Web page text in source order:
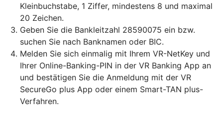
Kleinbuchstabe, 1 Ziffer, mindestens 8 und maximal
20 Zeichen.
Geben Sie die Bankleitzahl 28590075 ein bzw.
suchen Sie nach Banknamen oder BIC.
Melden Sie sich einmalig mit Ihrem VR-NetKey und
Ihrer Online-Banking-PIN in der VR Banking App an
und bestätigen Sie die Anmeldung mit der VR
SecureGo plus App oder einem Smart-TAN plus-
Verfahren.